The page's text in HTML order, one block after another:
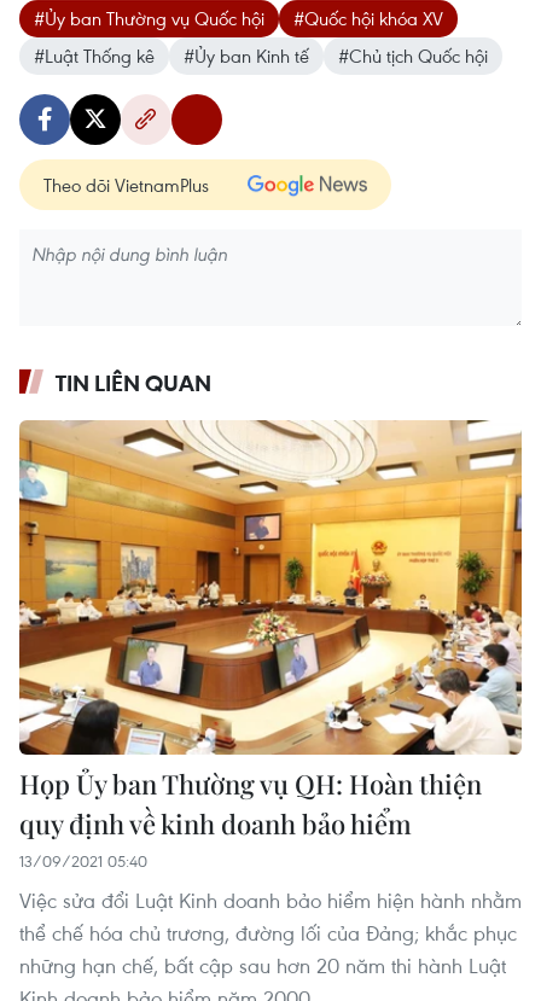
#Ủy ban Thường vụ Quốc hội
#Quốc hội khóa XV
#Luật Thống kê
#Ủy ban Kinh tế #Chủ tịch Quốc hội
Theo dõi VietnamPlus
TIN LIÊN QUAN
Họp Ủy ban Thường vụ QH: Hoàn thiện
quy định về kinh doanh bảo hiểm
13/09/2021 05:40
Việc sửa đổi Luật Kinh doanh bảo hiểm hiện hành nhằm
thể chế hóa chủ trương, đường lối của Đảng; khắc phục
những hạn chế, bất cập sau hơn 20 năm thi hành Luật